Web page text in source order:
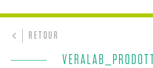
RETOUR
VERALAB_PRODOTTI